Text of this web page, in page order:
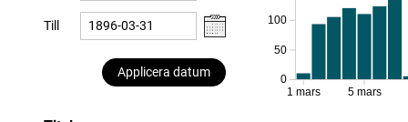
Till
Applicera datum
0
50
100
1 mars 5 mars